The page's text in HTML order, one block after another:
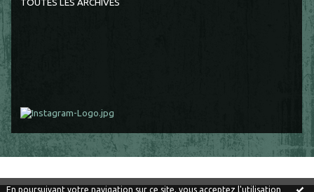
En poursuivant votre navigation sur ce site, vous acceptez l'utilisation
TOUTES LES ARCHIVES